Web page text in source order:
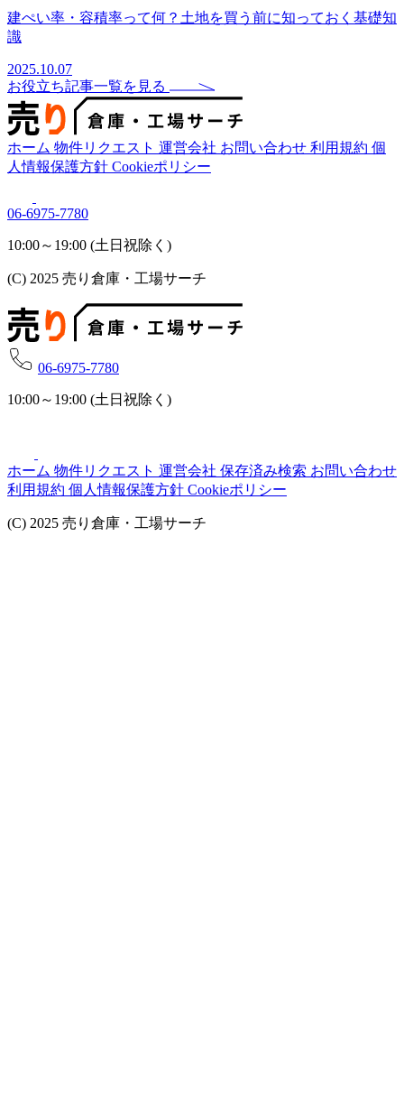
建ぺい率・容積率って何？土地を買う前に知っておく基礎知
識
2025.10.07
お役立ち記事一覧を見る
ホーム 物件リクエスト 運営会社 お問い合わせ 利用規約 個
人情報保護方針 Cookieポリシー
06-6975-7780
10:00～19:00 (土日祝除く)
(C) 2025 売り倉庫・工場サーチ
06-6975-7780
10:00～19:00 (土日祝除く)
ホーム 物件リクエスト 運営会社 保存済み検索 お問い合わせ
利用規約 個人情報保護方針 Cookieポリシー
(C) 2025 売り倉庫・工場サーチ